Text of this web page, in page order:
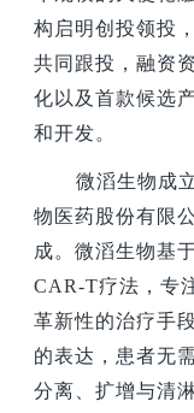
构启明创投领投
共同跟投，融资
化以及首款候选
和开发。
微滔生物成
物医药股份有限
成。微滔生物基
CAR-T疗法，专
革新性的治疗手
的表达，患者无
分离、扩增与清